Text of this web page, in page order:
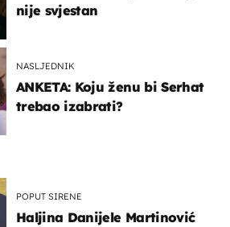
nije svjestan
NASLJEDNIK
ANKETA: Koju ženu bi Serhat
trebao izabrati?
POPUT SIRENE
Haljina Danijele Martinović